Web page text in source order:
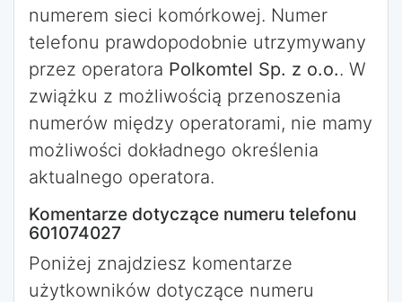
numerem sieci komórkowej. Numer
telefonu prawdopodobnie utrzymywany
przez operatora Polkomtel Sp. z o.o.. W
zwiążku z możliwością przenoszenia
numerów między operatorami, nie mamy
możliwości dokładnego określenia
aktualnego operatora.
Komentarze dotyczące numeru telefonu
601074027
Poniżej znajdziesz komentarze
użytkowników dotyczące numeru